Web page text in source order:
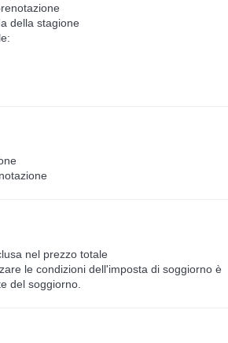
della stagione
nel prezzo totale
le condizioni dell'imposta di soggiorno è
del soggiorno.